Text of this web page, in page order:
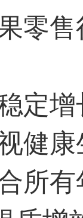
零
定
健
所